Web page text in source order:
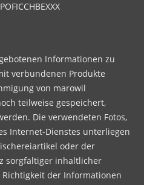
Informationen zu
verbundenen Produkte
von marowil
teilweise gespeichert,
Die verwendeten Fotos,
Internet-Dienstes unterliegen
oder der
sorgfältiger inhaltlicher
der Informationen